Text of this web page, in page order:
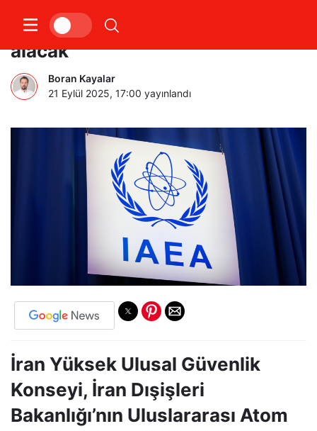
İran, UAEA ile işbirliğini askıya
alacak
Boran Kayalar
21 Eylül 2025, 17:00 yayınlandı
İran Yüksek Ulusal Güvenlik
Konseyi, İran Dışişleri
Bakanlığı’nın Uluslararası Atom